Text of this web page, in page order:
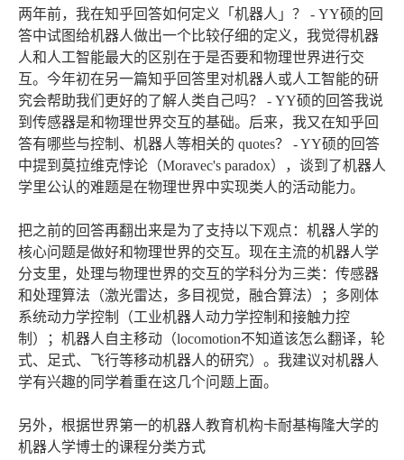
两年前，我在知乎回答如何定义「机器人」？ - YY硕的回
答中试图给机器人做出一个比较仔细的定义，我觉得机器
人和人工智能最大的区别在于是否要和物理世界进行交
互。今年初在另一篇知乎回答里对机器人或人工智能的研
究会帮助我们更好的了解人类自己吗？ - YY硕的回答我说
到传感器是和物理世界交互的基础。后来，我又在知乎回
答有哪些与控制、机器人等相关的 quotes？ - YY硕的回答
中提到莫拉维克悖论（Moravec's paradox），谈到了机器人
学里公认的难题是在物理世界中实现类人的活动能力。
把之前的回答再翻出来是为了支持以下观点：机器人学的
核心问题是做好和物理世界的交互。现在主流的机器人学
分支里，处理与物理世界的交互的学科分为三类：传感器
和处理算法（激光雷达，多目视觉，融合算法）；多刚体
系统动力学控制（工业机器人动力学控制和接触力控
制）；机器人自主移动（locomotion不知道该怎么翻译，轮
式、足式、飞行等移动机器人的研究）。我建议对机器人
学有兴趣的同学着重在这几个问题上面。
另外，根据世界第一的机器人教育机构卡耐基梅隆大学的
机器人学博士的课程分类方式